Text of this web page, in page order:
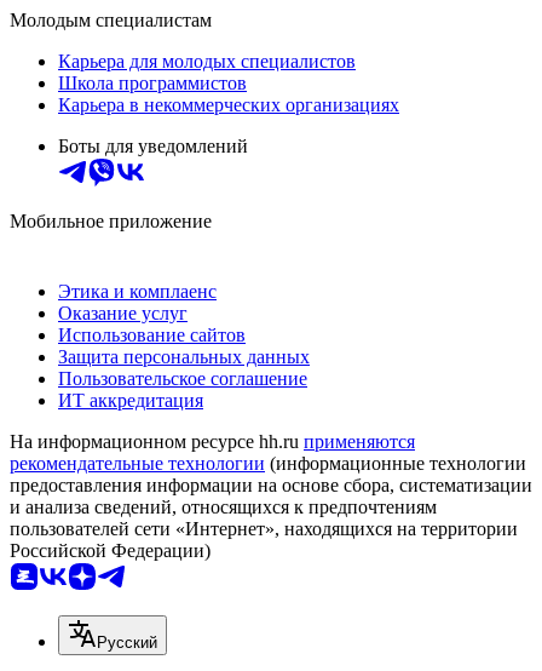
Молодым специалистам
Карьера для молодых специалистов
Школа программистов
Карьера в некоммерческих организациях
Боты для уведомлений
Мобильное приложение
Этика и комплаенс
Оказание услуг
Использование сайтов
Защита персональных данных
Пользовательское соглашение
ИТ аккредитация
На информационном ресурсе hh.ru применяются
рекомендательные технологии (информационные технологии
предоставления информации на основе сбора, систематизации
и анализа сведений, относящихся к предпочтениям
пользователей сети «Интернет», находящихся на территории
Российской Федерации)
Русский